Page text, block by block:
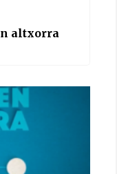
amaiera
bideoa Hamaika
altxorra